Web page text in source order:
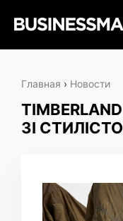
Главная › Новости
ЗІ